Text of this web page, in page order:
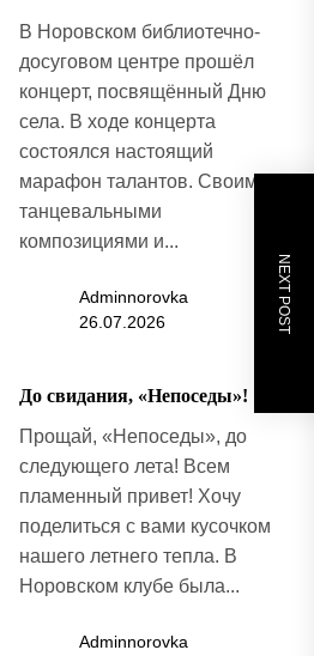
NEXT POST
В Норовском библиотечно-
досуговом центре прошёл
концерт, посвящённый Дню
села. В ходе концерта
состоялся настоящий
марафон талантов. Своими
танцевальными
композициями и...
Adminnorovka
26.07.2026
До свидания, «Непоседы»!
Прощай, «Непоседы», до
следующего лета! Всем
пламенный привет! Хочу
поделиться с вами кусочком
нашего летнего тепла. В
Норовском клубе была...
Adminnorovka